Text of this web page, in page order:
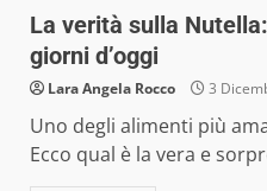
La verità sulla
giorni d’oggi
Lara Angela Rocco 3
Uno degli alimenti più
Ecco qual è la vera e